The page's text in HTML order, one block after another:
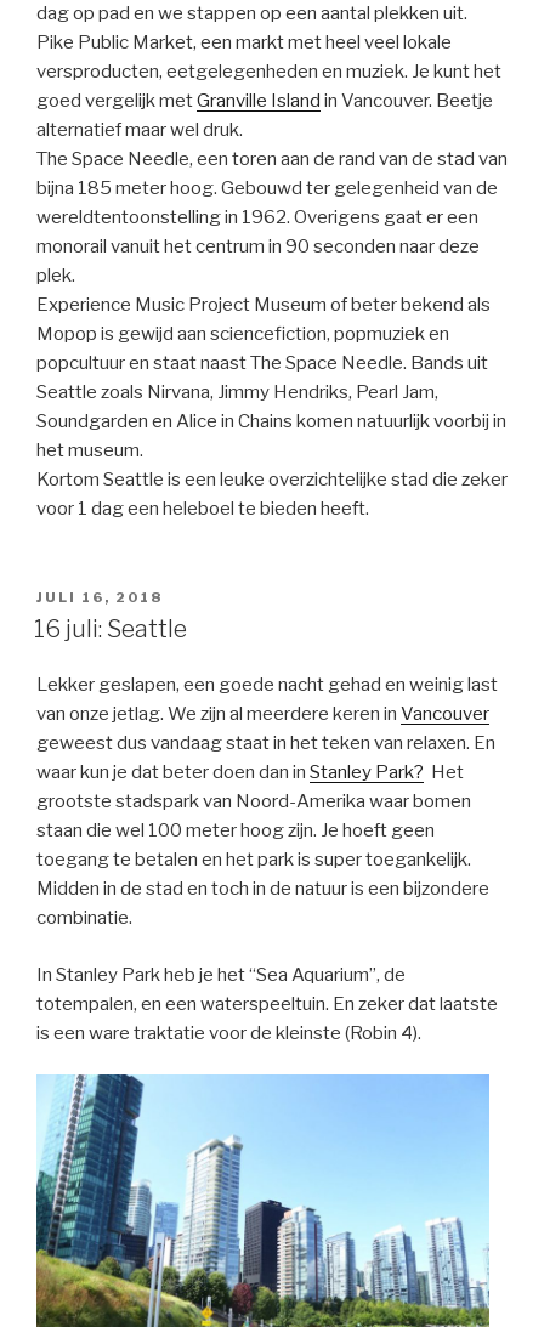
dag op pad en we stappen op een aantal plekken uit.
Pike Public Market, een markt met heel veel lokale
versproducten, eetgelegenheden en muziek. Je kunt het
goed vergelijk metGranville Island in Vancouver. Beetje
alternatief maar wel druk.
The Space Needle, een toren aan de rand van de stad van
bijna 185 meter hoog. Gebouwd ter gelegenheid van de
wereldtentoonstelling in 1962. Overigens gaat er een
monorail vanuit het centrum in 90 seconden naar deze
plek.
Experience Music Project Museum of beter bekend als
Mopop is gewijd aan sciencefiction, popmuziek en
popcultuur en staat naast The Space Needle. Bands uit
Seattle zoals Nirvana, Jimmy Hendriks, Pearl Jam,
Soundgarden en Alice in Chains komen natuurlijk voorbij in
het museum.
Kortom Seattle is een leuke overzichtelijke stad die zeker
voor 1 dag een heleboel te bieden heeft.
GEPLAATST
OP
JULI 16, 2018
16 juli: Seattle
Lekker geslapen, een goede nacht gehad en weinig last
van onze jetlag. We zijn al meerdere keren in Vancouver
geweest dus vandaag staat in het teken van relaxen. En
waar kun je dat beter doen dan in Stanley Park? Het
grootste stadspark van Noord-Amerika waar bomen
staan die wel 100 meter hoog zijn. Je hoeft geen
toegang te betalen en het park is super toegankelijk.
Midden in de stad en toch in de natuur is een bijzondere
combinatie.
In Stanley Park heb je het “Sea Aquarium”, de
totempalen, en een waterspeeltuin. En zeker dat laatste
is een ware traktatie voor de kleinste (Robin 4).